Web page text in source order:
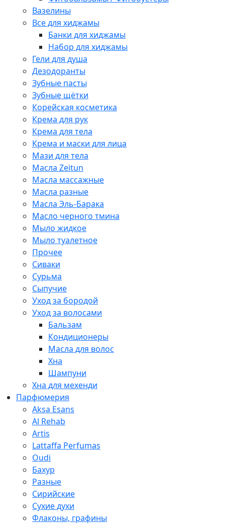
Вазелины
Все для хиджамы
Банки для хиджамы
Набор для хиджамы
Гели для душа
Дезодоранты
Зубные пасты
Зубные щётки
Корейская косметика
Крема для рук
Крема для тела
Крема и маски для лица
Мази для тела
Масла Zeitun
Масла массажные
Масла разные
Масла Эль-Барака
Масло черного тмина
Мыло жидкое
Мыло туалетное
Прочее
Сиваки
Сурьма
Сыпучие
Уход за бородой
Уход за волосами
Бальзам
Кондиционеры
Масла для волос
Хна
Шампуни
Хна для мехенди
Парфюмерия
Aksa Esans
Al Rehab
Artis
Lattaffa Perfumas
Oudi
Бахур
Разные
Сирийские
Сухие духи
Флаконы, графины